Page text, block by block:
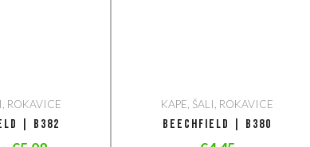
ROKAVICE
| B382
KAPE, ŠALI, ROKAVICE
Beechfield | B380